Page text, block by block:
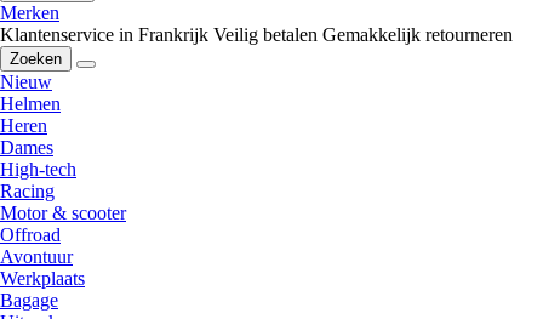
Merken
Klantenservice in Frankrijk Veilig betalen Gemakkelijk retourneren
Zoeken
Nieuw
Helmen
Heren
Dames
High-tech
Racing
Motor & scooter
Offroad
Avontuur
Werkplaats
Bagage